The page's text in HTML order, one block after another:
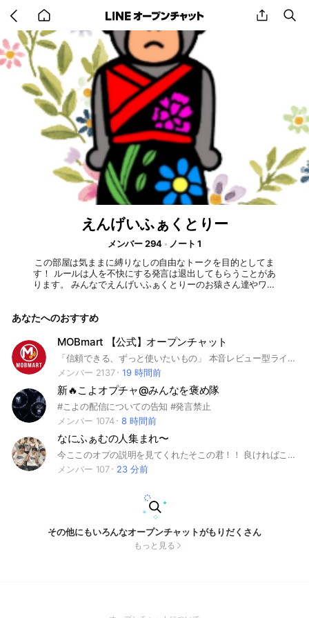
back
to
home
share
えんげいふぁくとりー
メンバー 294
ノート 1
この部屋は気ままに縛りなしの自由なトークを目的としてま
す！ ルールは人を不快にする発言は退出してもらうことがあ
ります。 みんなでえんげいふぁくとりーのお猿さん達やワイ
あなたへのおすすめ
MOBmart 【公式】オープンチャット
「信頼できる、ずっと使いたいもの」 本音レビュー型ライブコマースで 本当に使い続けたくなるものを配信で紹介！ ⚠️オープンチャットのルール ・原則スタッフ以外の発言は禁止!! 【商品購入ページ】 https://mobch.jp 【配信ライバー紹介】 プリンスこうや 株式会社MOB
メンバー 2137
19 時間前
新🔥こよオプチャ@みんなを褒め隊
#こよの配信についての告知 #発言禁止
メンバー 1074
8 時間前
なにふぁむの人集まれ〜
今ここのオプの説明を見てくれたそこの君！！ 良ければここのオプの説明だけ見て行ってぇ！！ ここのオプの管理人をしてる 月輝です！ ルールを簡単に説明するので いいなと思ったら 入ってきてください！ 1 ここはなにわ男子を推してる方 気になっている方が入る場所です！ ゆる〜く推してる方 なにわ男子を推してる方 大歓迎です！ 2 アイコンは 入ってくる前に なにわ関連に設定してねっ！ アイコンがないよぉ！って方がいれば 管理人or副官orノートに貼ってある写真をつかってねぇ！ 3 ここのオプに荒らしは不要ですので 荒らしてくるかたは🔙 4 既読スルー回避をめざし 会話を拾えるようなオプをめざしてます！ 5 なにわの情報も随時更新していまぁす！ なにわちゃんの情報知りたいよぉ！てかたいたら 良ければきてねぇ！ 雑談もしてるし 推し活のことも話したりしてます！ 簡単なルールはこれぐらいかな！ 詳しいルールについては入ってから確認してねっ！ みんなここのオプの人優しいよぉ！ よければ入ってみてねぇん！ 中で待ってまぁす！ 年内に150人目指してますっ！ オプの通知多かったらサブに入ってください！ 開設日 2024.08.12 #なにわ男子 #大橋和也 #藤原丈一郎 #西畑大吾 #大西流星 #長尾謙杜#高橋恭平 #道枝駿佑 #なにふぁむさん集まってぇ
メンバー 107
23 分前
その他にもいろんなオープンチャットがもりだくさん
もっと見る